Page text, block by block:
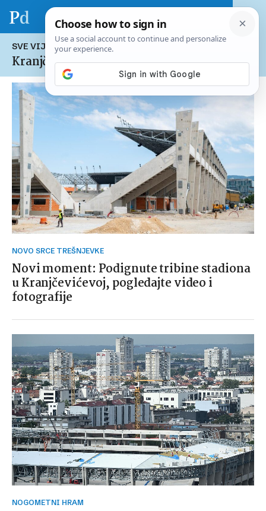
SVE VIJESTI NA TEMU:
Kranjčevićeva
NOVO SRCE TREŠNJEVKE
Novi moment: Podignute tribine stadiona
u Kranjčevićevoj, pogledajte video i
fotografije
NOGOMETNI HRAM